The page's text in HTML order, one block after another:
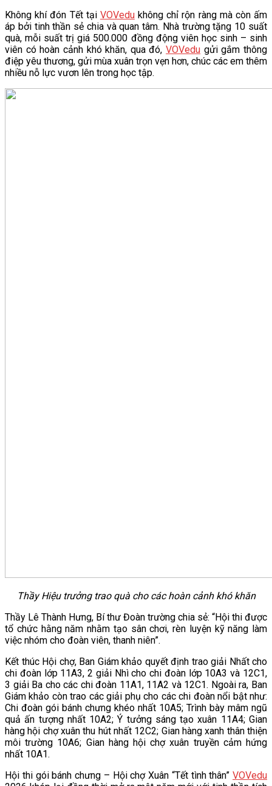
Không khí đón Tết tại VOVedukhông chỉ rộn ràng mà còn ấm
áp bởi tinh thần sẻ chia và quan tâm. Nhà trường tặng 10 suất
quà, mỗi suất trị giá 500.000 đồng động viên học sinh – sinh
viên có hoàn cảnh khó khăn, qua đó,VOVedu gửi gắm thông
điệp yêu thương, gửi mùa xuân trọn vẹn hơn, chúc các em thêm
nhiều nỗ lực vươn lên trong học tập.
Thầy Hiệu trưởng trao quà cho các hoàn cảnh khó khăn
Thầy Lê Thành Hưng, Bí thư Đoàn trường chia sẻ: “Hội thi được
tổ chức hằng năm nhằm tạo sân chơi, rèn luyện kỹ năng làm
việc nhóm cho đoàn viên, thanh niên”.
Kết thúc Hội chợ, Ban Giám khảo quyết định trao giải Nhất cho
chi đoàn lớp 11A3, 2 giải Nhì cho chi đoàn lớp 10A3 và 12C1,
3 giải Ba cho các chi đoàn 11A1, 11A2 và 12C1. Ngoài ra, Ban
Giám khảo còn trao các giải phụ cho các chi đoàn nổi bật như:
Chi đoàn gói bánh chưng khéo nhất 10A5; Trình bày mâm ngũ
quả ấn tượng nhất 10A2; Ý tưởng sáng tạo xuân 11A4; Gian
hàng hội chợ xuân thu hút nhất 12C2; Gian hàng xanh thân thiện
môi trường 10A6; Gian hàng hội chợ xuân truyền cảm hứng
nhất 10A1.
Hội thi gói bánh chưng – Hội chợ Xuân “Tết tình thân” VOVedu